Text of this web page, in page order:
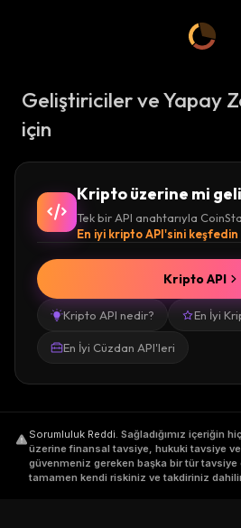
Geliştiriciler ve Yapay
için
Kripto üzerine mi
Tek bir API anahtarıyla
En iyi kripto API'sini keşfedin
Kripto API nedir? En İyi
En İyi Cüzdan API'leri
Kripto API
Sorumluluk Reddi. Sağladığımız içeriğin
üzerine finansal tavsiye, hukuki tavsiye
güvenmeniz gereken başka bir tür
tamamen kendi riskiniz ve takdiriniz